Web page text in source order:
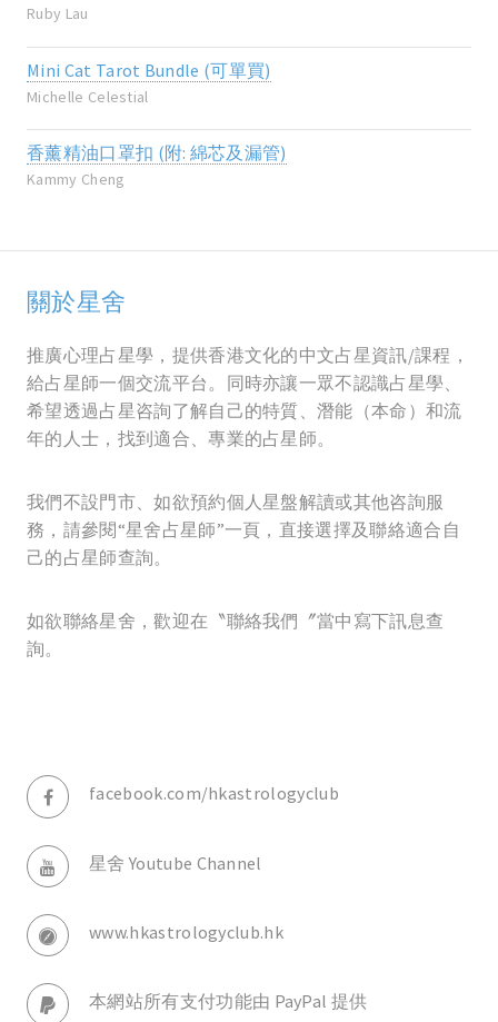
Ruby Lau
Mini Cat Tarot Bundle (可單買)
Michelle Celestial
香薰精油口罩扣 (附: 綿芯及漏管)
Kammy Cheng
關於星舍
推廣心理占星學，提供香港文化的中文占星資訊/課程，
給占星師一個交流平台。同時亦讓一眾不認識占星學、
希望透過占星咨詢了解自己的特質、潛能（本命）和流
年的人士，找到適合、專業的占星師。
我們不設門市、如欲預約個人星盤解讀或其他咨詢服
務，請參閱“星舍占星師”一頁，直接選擇及聯絡適合自
己的占星師查詢。
如欲聯絡星舍，歡迎在〝聯絡我們〞當中寫下訊息查
詢。
facebook.com/hkastrologyclub
星舍 Youtube Channel
www.hkastrologyclub.hk
本網站所有支付功能由 PayPal 提供